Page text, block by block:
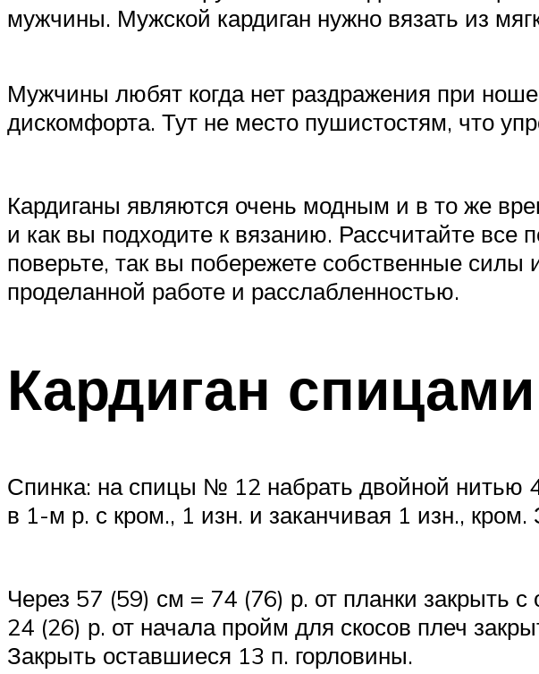
мужчины. Мужской кардиган нужно вязать из
Мужчины любят когда нет раздражения при
дискомфорта. Тут не место пушистостям, что
Кардиганы являются очень модным и в то же
и как вы подходите к вязанию. Рассчитайте все
поверьте, так вы побережете собственные силы
проделанной работе и расслабленностью.
Кардиган
Спинка: на спицы № 12 набрать двойной нитью
в 1-м р. с кром., 1 изн. и заканчивая 1 изн.,
Через 57 (59) см = 74 (76) р. от планки закрыть
24 (26) р. от начала пройм для скосов плеч
Закрыть оставшиеся 13 п. горловины.